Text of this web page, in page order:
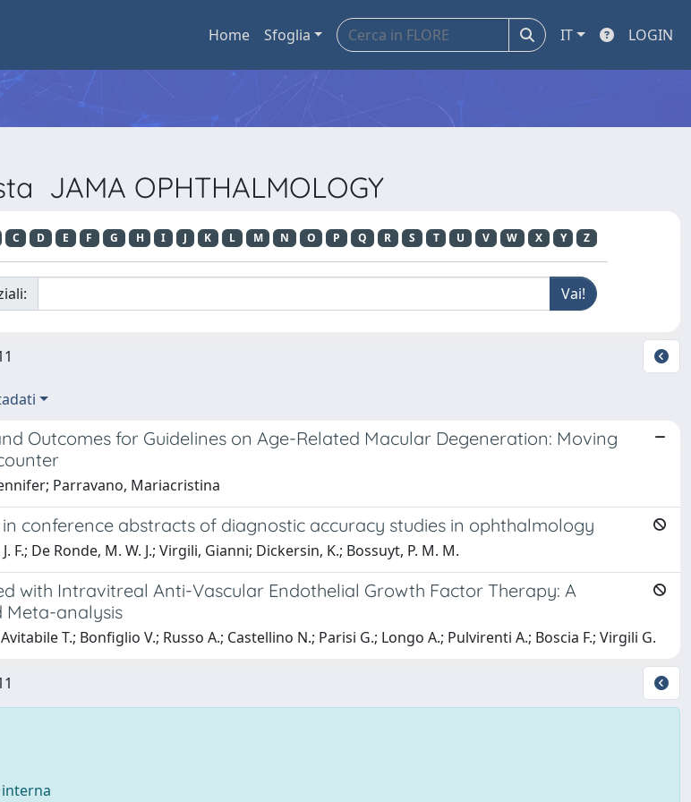
Home Sfoglia IT LOGIN
JAMA OPHTHALMOLOGY
C D E F G H I J K L M N O P Q R S T U V W X Y Z
Outcomes for Guidelines on Age-Related Macular Degeneration: Moving
Parravano, Mariacristina
conference abstracts of diagnostic accuracy studies in ophthalmology
F.; De Ronde, M. W. J.; Virgili, Gianni; Dickersin, K.; Bossuyt, P. M. M.
with Intravitreal Anti-Vascular Endothelial Growth Factor Therapy: A
Meta-analysis
T.; Bonfiglio V.; Russo A.; Castellino N.; Parisi G.; Longo A.; Pulvirenti A.; Boscia F.; Virgili G.